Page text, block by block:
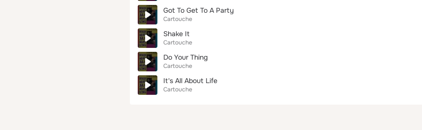
Got To Get To A Party
Cartouche
Shake It
Cartouche
Do Your Thing
Cartouche
It's All About Life
Cartouche